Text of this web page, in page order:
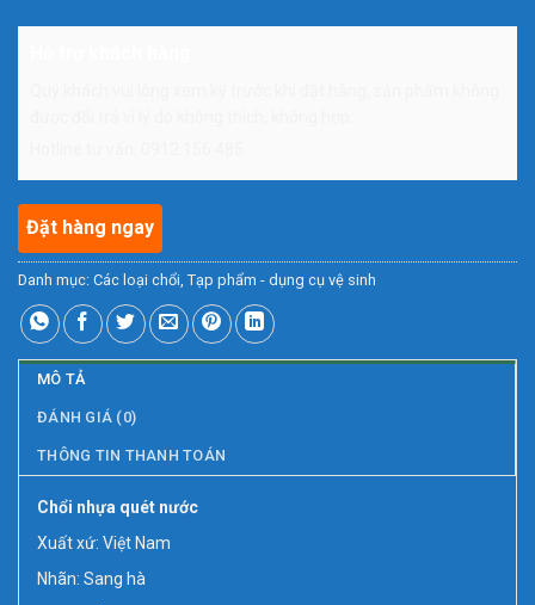
Đặt hàng ngay
Danh mục: Các loại chổi, Tạp phẩm - dụng cụ vệ sinh
MÔ TẢ
ĐÁNH GIÁ (0)
THÔNG TIN THANH TOÁN
Chổi nhựa quét nước
Xuất xứ: Việt Nam
Nhãn: Sang hà